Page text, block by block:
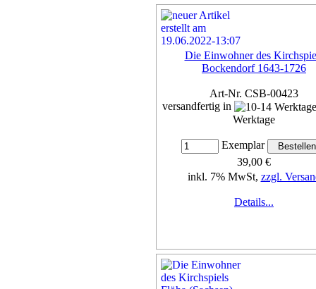
Die Einwohner des
Bockendorf 1643-1726
Art-Nr. CSB-00423
versandfertig in
Werktage
Exemplar
39,00 €
inkl. 7% MwSt, zzgl.
Details...